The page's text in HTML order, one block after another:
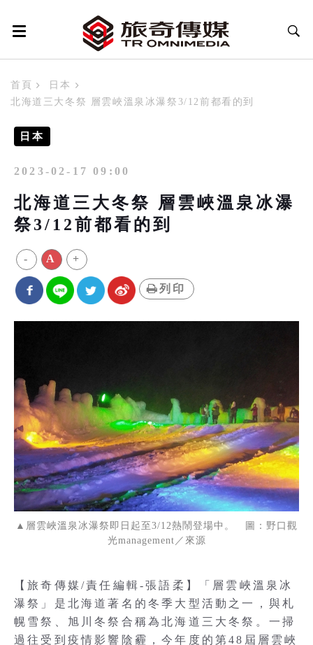
首頁
日本
北海道三大冬祭 層雲峽溫泉冰瀑祭3/12前都看的到
日本
2023-02-17 09:00
北海道三大冬祭 層雲峽溫泉冰瀑
祭3/12前都看的到
- A +
列印
▲層雲峽溫泉冰瀑祭即日起至3/12熱鬧登場中。 圖：野口觀
光management／來源
【旅奇傳媒/責任編輯-張語柔】「層雲峽溫泉冰
瀑祭」是北海道著名的冬季大型活動之一，與札
幌雪祭、旭川冬祭合稱為北海道三大冬祭。一掃
過往受到疫情影響陰霾，今年度的第48屆層雲峽